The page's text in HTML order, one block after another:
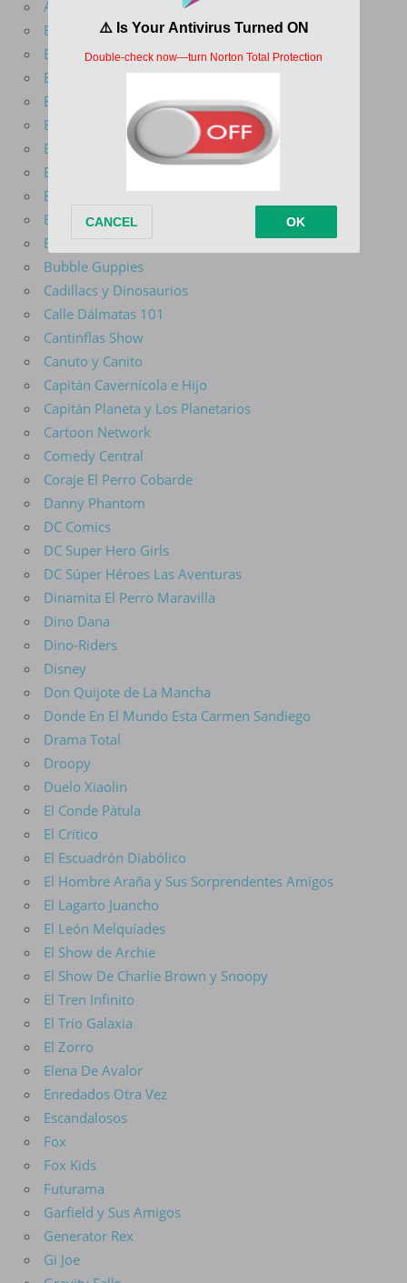
Avatar La Leyenda De Aang
Batman Del Futuro
Batman El Valiente
Batman La Serie Animada
Ben 10
Big Guy y Rusty El Niño Robot
Big Mouth
Blade Serie Animada
Blaze Y Los Monster Machines
Bob Esponja
Bravestarr
Bubble Guppies
Cadillacs y Dinosaurios
Calle Dálmatas 101
Cantinflas Show
Canuto y Canito
Capitán Cavernícola e Hijo
Capitán Planeta y Los Planetarios
Cartoon Network
Comedy Central
Coraje El Perro Cobarde
Danny Phantom
DC Comics
DC Super Hero Girls
DC Súper Héroes Las Aventuras
Dinamita El Perro Maravilla
Dino Dana
Dino-Riders
Disney
Don Quijote de La Mancha
Donde En El Mundo Esta Carmen Sandiego
Drama Total
Droopy
Duelo Xiaolin
El Conde Pátula
El Crítico
El Escuadrón Diabólico
El Hombre Araña y Sus Sorprendentes Amigos
El Lagarto Juancho
El León Melquíades
El Show de Archie
El Show De Charlie Brown y Snoopy
El Tren Infinito
El Trio Galaxia
El Zorro
Elena De Avalor
Enredados Otra Vez
Escandalosos
Fox
Fox Kids
Futurama
Garfield y Sus Amigos
Generator Rex
Gi Joe